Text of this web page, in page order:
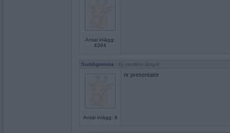
Antal inlägg:
4394
Suddigumma - Ej medlem längre
Antal inlägg: 8
nr presentatör